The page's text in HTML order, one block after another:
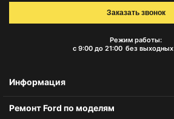
Режим работы:
с 9:00 до 21:00 без выходных
Заказать звонок
Информация
Ремонт Ford по моделям